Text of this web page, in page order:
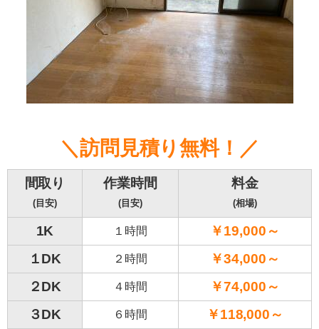
＼訪問見積り無料！／
間取り
(目安)
作業時間
(目安)
料金
(相場)
1K １時間
￥19,000～
１DK
２時間
￥34,000～
２DK
４時間
￥74,000～
３DK
６時間
￥118,000～